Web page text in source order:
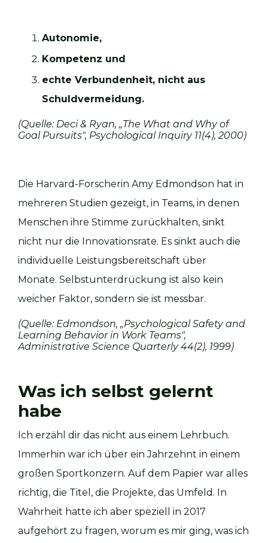
Autonomie,
Kompetenz und
echte Verbundenheit, nicht aus
Schuldvermeidung.
(Quelle: Deci & Ryan, „The What and Why of
Goal Pursuits", Psychological Inquiry 11(4), 2000)
Die Harvard-Forscherin Amy Edmondson hat in
mehreren Studien gezeigt, in Teams, in denen
Menschen ihre Stimme zurückhalten, sinkt
nicht nur die Innovationsrate. Es sinkt auch die
individuelle Leistungsbereitschaft über
Monate. Selbstunterdrückung ist also kein
weicher Faktor, sondern sie ist messbar.
(Quelle: Edmondson, „Psychological Safety and
Learning Behavior in Work Teams",
Administrative Science Quarterly 44(2), 1999)
Was ich selbst gelernt
habe
Ich erzähl dir das nicht aus einem Lehrbuch.
Immerhin war ich über ein Jahrzehnt in einem
großen Sportkonzern. Auf dem Papier war alles
richtig, die Titel, die Projekte, das Umfeld. In
Wahrheit hatte ich aber speziell in 2017
aufgehört zu fragen, worum es mir ging, was ich